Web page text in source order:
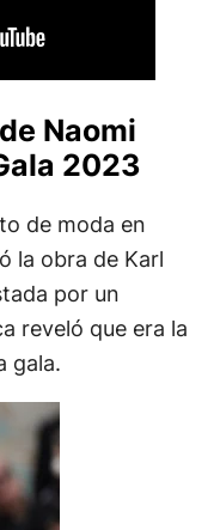
Naomi
2023
de moda en
la obra de Karl
por un
reveló que era la
gala.